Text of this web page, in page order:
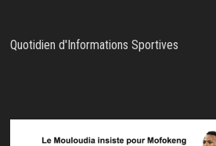
Quotidien d'Informations Sportives